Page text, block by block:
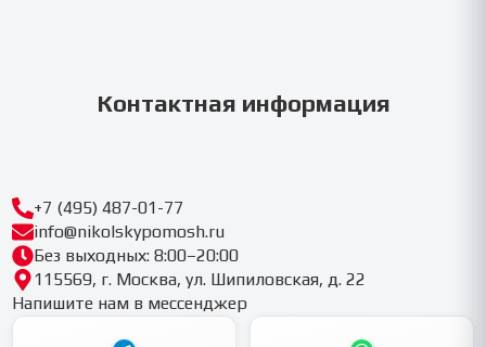
Контактная информация
+7 (495) 487-01-77
info@nikolskypomosh.ru
Без выходных: 8:00–20:00
115569, г. Москва, ул. Шипиловская, д. 22
Напишите нам в мессенджер